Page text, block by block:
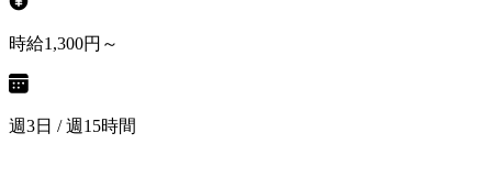
時給1,300円～
週3日 / 週15時間